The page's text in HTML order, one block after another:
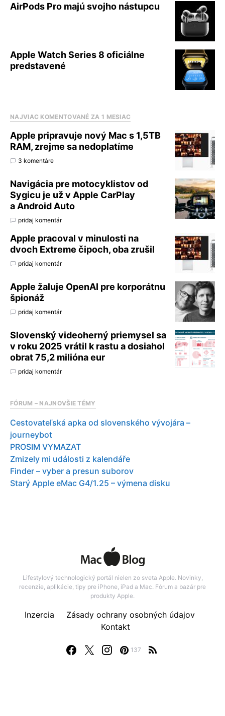
AirPods Pro majú svojho nástupcu
Apple Watch Series 8 oficiálne
predstavené
NAJVIAC KOMENTOVANÉ ZA 1 MESIAC
Apple pripravuje nový Mac s 1,5TB
RAM, zrejme sa nedoplatíme
3 komentáre
Navigácia pre motocyklistov od
Sygicu je už v Apple CarPlay
a Android Auto
pridaj komentár
Apple pracoval v minulosti na
dvoch Extreme čipoch, oba zrušil
pridaj komentár
Apple žaluje OpenAI pre korporátnu
špionáž
pridaj komentár
Slovenský videoherný priemysel sa
v roku 2025 vrátil k rastu a dosiahol
obrat 75,2 milióna eur
pridaj komentár
FÓRUM – NAJNOVŠIE TÉMY
Cestovateľská apka od slovenského vývojára –
journeybot
PROSIM VYMAZAT
Zmizely mi události z kalendáře
Finder – vyber a presun suborov
Starý Apple eMac G4/1.25 – výmena disku
Lifestylový technologický portál nielen zo sveta Apple. Novinky,
recenzie, aplikácie, tipy pre iPhone, iPad a Mac. Fórum a bazár pre
produkty Apple.
137
Inzercia
Zásady ochrany osobných údajov
Kontakt